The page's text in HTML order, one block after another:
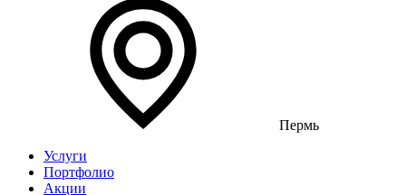
Пермь
Услуги
Портфолио
Акции